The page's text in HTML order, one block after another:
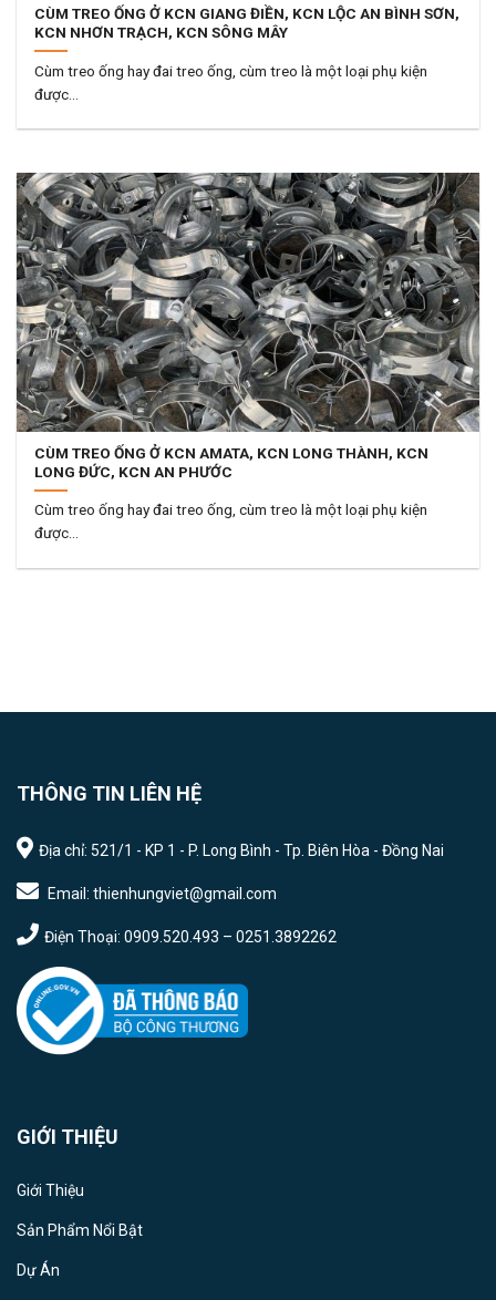
CÙM TREO ỐNG Ở KCN GIANG ĐIỀN, KCN LỘC AN BÌNH SƠN,
KCN NHƠN TRẠCH, KCN SÔNG MÂY
Cùm treo ống hay đai treo ống, cùm treo là một loại phụ kiện
được...
CÙM TREO ỐNG Ở KCN AMATA, KCN LONG THÀNH, KCN
LONG ĐỨC, KCN AN PHƯỚC
Cùm treo ống hay đai treo ống, cùm treo là một loại phụ kiện
được...
THÔNG TIN LIÊN HỆ
Địa chỉ: 521/1 - KP 1 - P. Long Bình - Tp. Biên Hòa - Đồng Nai
Email: thienhungviet@gmail.com
Điện Thoại: 0909.520.493 – 0251.3892262
GIỚI THIỆU
Giới Thiệu
Sản Phẩm Nổi Bật
Dự Án